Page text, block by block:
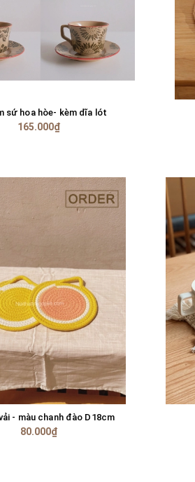
TÙY CHỌN
sứ hoa hòe- kèm dĩa lót
165.000₫
TÙY CHỌN
- màu chanh đào D18cm
80.000₫